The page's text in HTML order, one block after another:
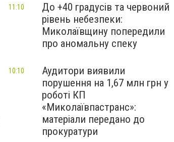
До +40 градусів та червоний
рівень небезпеки:
Миколаївщину попередили
про аномальну спеку
11:10
Аудитори виявили
порушення на 1,67 млн грн у
роботі КП
«Миколаївпастранс»:
матеріали передано до
прокуратури
10:10